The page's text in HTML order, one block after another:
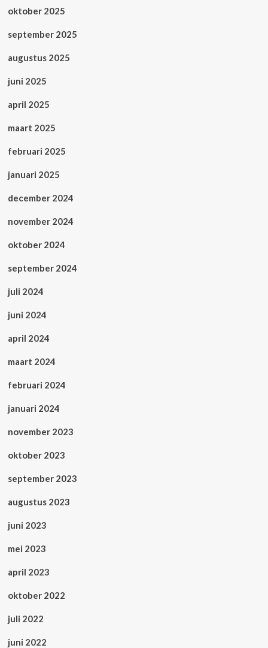
oktober 2025
september 2025
augustus 2025
juni 2025
april 2025
maart 2025
februari 2025
januari 2025
december 2024
november 2024
oktober 2024
september 2024
juli 2024
juni 2024
april 2024
maart 2024
februari 2024
januari 2024
november 2023
oktober 2023
september 2023
augustus 2023
juni 2023
mei 2023
april 2023
oktober 2022
juli 2022
juni 2022